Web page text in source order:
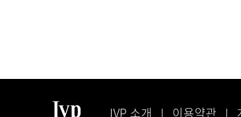
IVP 소개 이용약관